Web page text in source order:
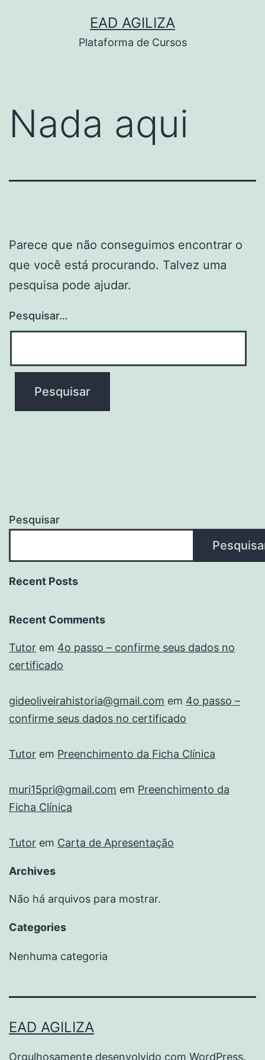
EAD AGILIZA
Plataforma de Cursos
Nada aqui
Parece que não conseguimos encontrar o
que você está procurando. Talvez uma
pesquisa pode ajudar.
Pesquisar…
Pesquisar
Recent Posts
Recent Comments
Tutor em 4o passo – confirme seus dados no
certificado
gideoliveirahistoria@gmail.com em 4o passo –
confirme seus dados no certificado
Tutor em Preenchimento da Ficha Clínica
muri15pri@gmail.com em Preenchimento da
Ficha Clínica
Tutor em Carta de Apresentação
Archives
Não há arquivos para mostrar.
Categories
Nenhuma categoria
EAD AGILIZA
Orgulhosamente desenvolvido com WordPress.